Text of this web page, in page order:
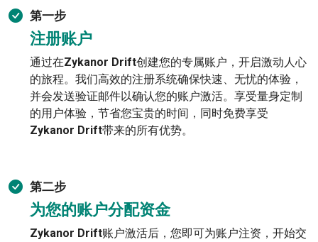
第一步
注册账户
通过在Zykanor Drift创建您的专属账户，开启激动人心
的旅程。我们高效的注册系统确保快速、无忧的体验，
并会发送验证邮件以确认您的账户激活。享受量身定制
的用户体验，节省您宝贵的时间，同时免费享受
Zykanor Drift带来的所有优势。
第二步
为您的账户分配资金
Zykanor Drift账户激活后，您即可为账户注资，开始交